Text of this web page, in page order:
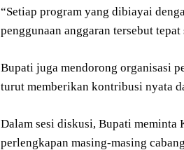
“Setiap program yang dibiayai
penggunaan anggaran tersebut
Bupati juga mendorong organisasi
turut memberikan kontribusi nyata
Dalam sesi diskusi, Bupati meminta
perlengkapan masing-masing